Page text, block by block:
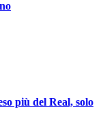
più del Real, solo